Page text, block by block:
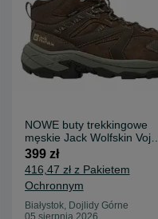
NOWE buty trekkingowe
męskie Jack Wolfskin Vojo
Tour Texapore Mid r 41
399 zł
416,47 zł z Pakietem
Ochronnym
Białystok, Dojlidy Górne